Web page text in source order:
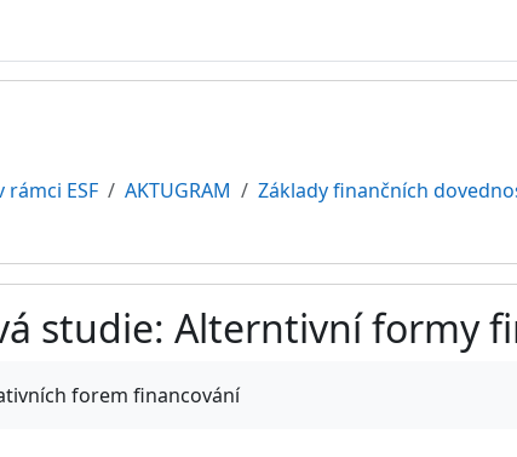
ESF AKTUGRAM
Základy finančních
studie: Alterntivní formy
forem financování